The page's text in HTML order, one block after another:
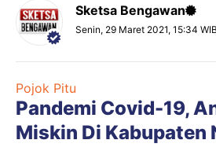
Sketsa Bengawan
Senin, 29 Maret 2021, 15:34 WIB
Pojok Pitu
Pandemi Covid-19,
Miskin Di Kabupaten